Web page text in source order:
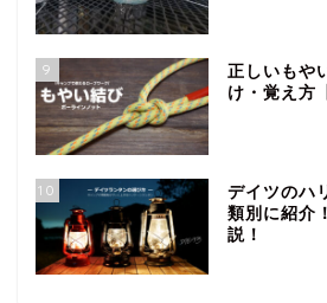
9
正しいもや
け・覚え方
10
デイツのハ
類別に紹介
説！